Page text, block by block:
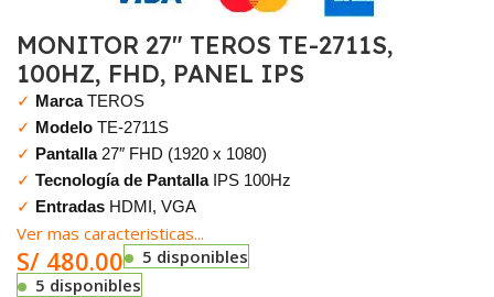
MONITOR 27″ TEROS TE-2711S,
100HZ, FHD, PANEL IPS
✓ MarcaTEROS
✓ Modelo TE-2711S
✓ Pantalla27″ FHD (1920 x 1080)
✓ Tecnología de PantallaIPS 100Hz
✓ Entradas HDMI, VGA
Ver mas caracteristicas...
S/ 480.00
5 disponibles
5 disponibles